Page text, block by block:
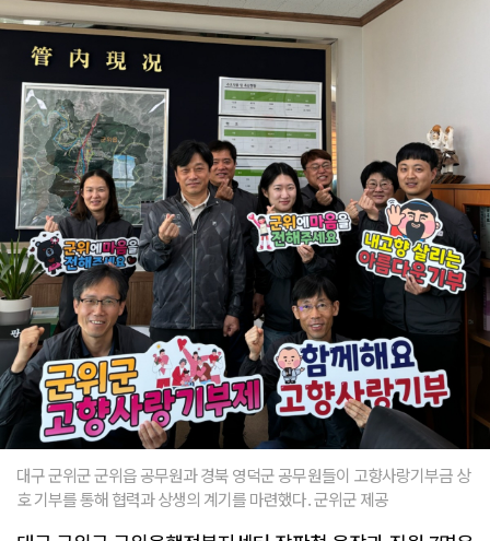
대구 군위군 군위읍 공무원과 경북 영덕군 공무원들이 고향사랑기부금 상
호 기부를 통해 협력과 상생의 계기를 마련했다. 군위군 제공